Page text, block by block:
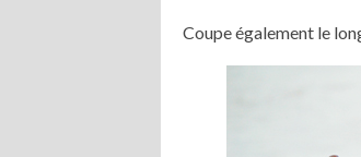
Coupe également le